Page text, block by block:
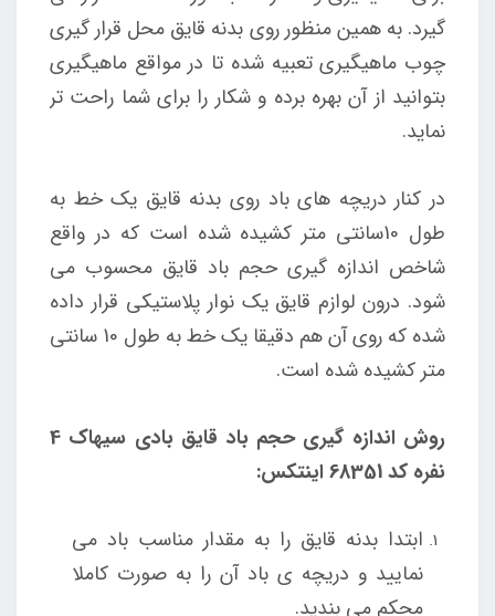
گیرد. به همین منظور روی بدنه قایق محل قرار گیری
چوب ماهیگیری تعبیه شده تا در مواقع ماهیگیری
بتوانید از آن بهره برده و شکار را برای شما راحت تر
نماید.
در کنار دریچه های باد روی بدنه قایق یک خط به
طول 10سانتی متر کشیده شده است که در واقع
شاخص اندازه گیری حجم باد قایق محسوب می
شود. درون لوازم قایق یک نوار پلاستیکی قرار داده
شده که روی آن هم دقیقا یک خط به طول 10 سانتی
متر کشیده شده است.
روش اندازه گیری حجم باد قایق بادی سیهاک 4
نفره کد 68351 اینتکس:
ابتدا بدنه قایق را به مقدار مناسب باد می
نمایید و دریچه ی باد آن را به صورت کاملا
محکم می بندید.